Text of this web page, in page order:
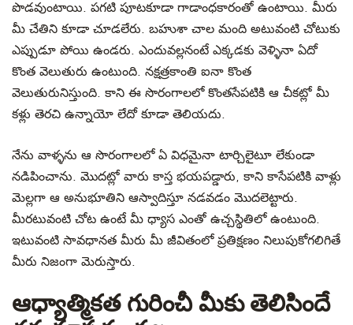
పొడవుంటాయి. పగటి పూటకూడా గాడాంధకారంతో ఉంటాయి. మీరు
మీ చేతిని కూడా చూడలేరు. బహుశా చాల మంది అటువంటి చోటుకు
ఎప్పుడూ పోయి ఉండరు. ఎందువల్లనంటే ఎక్కడకు వెళ్ళినా ఏదో
కొంత వెలుతురు ఉంటుంది. నక్షత్రకాంతి ఐనా కొంత
వెలుతురునిస్తుంది. కాని ఈ సొరంగాలలో కొంతసేపటికి ఆ చీకట్లో మీ
కళ్లు తెరచి ఉన్నాయో లేదో కూడా తెలియదు.
నేను వాళ్ళను ఆ సొరంగాలలో ఏ విధమైనా టార్చిలైటూ లేకుండా
నడిపించాను. మొదట్లో వారు కాస్త భయపడ్డారు, కాని కాసేపటికి వాళ్లు
మెల్లగా ఆ అనుభూతిని ఆస్వాదిస్తూ నడవడం మొదలెట్టారు.
మీరటువంటి చోట ఉంటే మీ ధ్యాస ఎంతో ఉచ్చస్థితిలో ఉంటుంది.
ఇటువంటి సావధానత మీరు మీ జీవితంలో ప్రతిక్షణం నిలుపుకోగలిగితే
మీరు నిజంగా మెరుస్తారు.
ఆధ్యాత్మికత గురించీ మీకు తెలిసిందే